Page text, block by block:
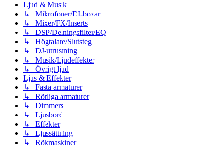
Ljud & Musik
↳ Mikrofoner/DI-boxar
↳ Mixer/FX/Inserts
↳ DSP/Delningsfilter/EQ
↳ Högtalare/Slutsteg
↳ DJ-utrustning
↳ Musik/Ljudeffekter
↳ Övrigt ljud
Ljus & Effekter
↳ Fasta armaturer
↳ Rörliga armaturer
↳ Dimmers
↳ Ljusbord
↳ Effekter
↳ Ljussättning
↳ Rökmaskiner